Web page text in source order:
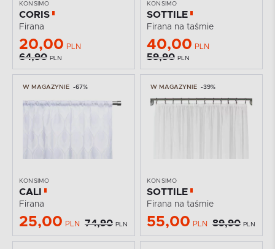
KONSIMO
CORIS
Firana
20,00 PLN
64,90 PLN
KONSIMO
SOTTILE
Firana na taśmie
40,00 PLN
59,90 PLN
W MAGAZYNIE -67%
KONSIMO
CALI
Firana
25,00 PLN 74,90 PLN
W MAGAZYNIE -39%
KONSIMO
SOTTILE
Firana na taśmie
55,00 PLN 89,90 PLN